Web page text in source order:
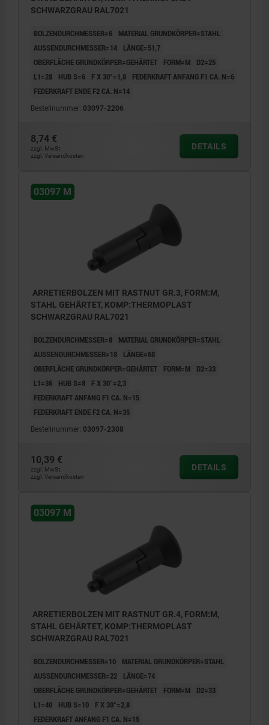
SCHWARZGRAU RAL7021
BOLZENDURCHMESSER=6
MATERIAL GRUNDKÖRPER=STAHL
AUSSENDURCHMESSER=14
LÄNGE=51,7
OBERFLÄCHE GRUNDKÖRPER=GEHÄRTET
FORM=M
D2=25
L1=28
HUB S=6 F X 30°=1,8
FEDERKRAFT ANFANG F1 CA. N=6
FEDERKRAFT ENDE F2 CA. N=14
Bestellnummer: 03097-2206
8,74 €
zzgl. MwSt.
zzgl. Versandkosten
DETAILS
03097 M
ARRETIERBOLZEN MIT RASTNUT GR.3, FORM:M,
STAHL GEHÄRTET, KOMP:THERMOPLAST
SCHWARZGRAU RAL7021
BOLZENDURCHMESSER=8
MATERIAL GRUNDKÖRPER=STAHL
AUSSENDURCHMESSER=18
LÄNGE=68
OBERFLÄCHE GRUNDKÖRPER=GEHÄRTET
FORM=M
D2=33
L1=36
HUB S=8
F X 30°=2,3
FEDERKRAFT ANFANG F1 CA. N=15
FEDERKRAFT ENDE F2 CA. N=35
Bestellnummer: 03097-2308
10,39 €
zzgl. MwSt.
zzgl. Versandkosten
DETAILS
03097 M
ARRETIERBOLZEN MIT RASTNUT GR.4, FORM:M,
STAHL GEHÄRTET, KOMP:THERMOPLAST
SCHWARZGRAU RAL7021
BOLZENDURCHMESSER=10
MATERIAL GRUNDKÖRPER=STAHL
AUSSENDURCHMESSER=22
LÄNGE=74
OBERFLÄCHE GRUNDKÖRPER=GEHÄRTET
FORM=M
D2=33
L1=40
HUB S=10
F X 30°=2,8
FEDERKRAFT ANFANG F1 CA. N=15